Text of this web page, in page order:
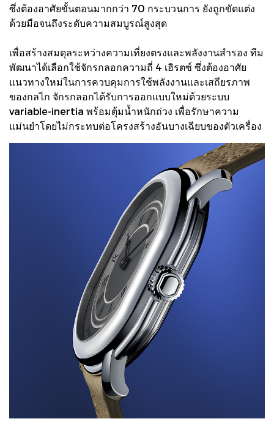
ซึ่งต้องอาศัยขั้นตอนมากกว่า 70 กระบวนการ ยังถูกขัดแต่ง
ด้วยมือจนถึงระดับความสมบูรณ์สูงสุด
เพื่อสร้างสมดุลระหว่างความเที่ยงตรงและพลังงานสำรอง ทีม
พัฒนาได้เลือกใช้จักรกลอกความถี่ 4 เฮิรตซ์ ซึ่งต้องอาศัย
แนวทางใหม่ในการควบคุมการใช้พลังงานและเสถียรภาพ
ของกลไก จักรกลอกได้รับการออกแบบใหม่ด้วยระบบ
variable-inertia พร้อมตุ้มน้ำหนักถ่วง เพื่อรักษาความ
แม่นยำโดยไม่กระทบต่อโครงสร้างอันบางเฉียบของตัวเครื่อง